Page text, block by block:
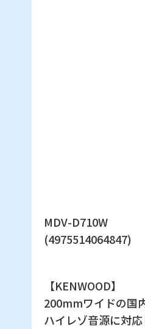
MDV-D710W
(4975514064847)
【KENWOOD】
200mmワイドの国
ハイレゾ音源に対